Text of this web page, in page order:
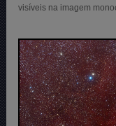
visíveis na imagem